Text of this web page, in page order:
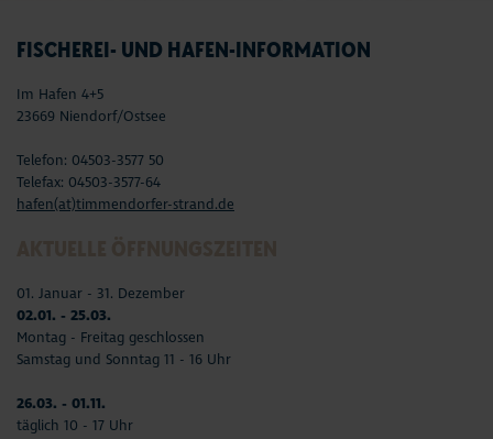
FISCHEREI- UND HAFEN-INFORMATION
Im Hafen 4+5
23669 Niendorf/Ostsee
Telefon: 04503-3577 50
Telefax: 04503-3577-64
hafen(at)timmendorfer-strand.de
01. Januar - 31. Dezember
02.01. - 25.03.
Montag - Freitag geschlossen
Samstag und Sonntag 11 - 16 Uhr
26.03. - 01.11.
täglich 10 - 17 Uhr